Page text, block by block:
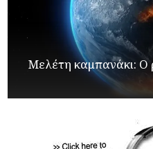
Μελέτη καμπανάκι: